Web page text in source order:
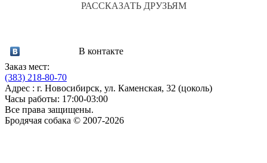
РАССКАЗАТЬ ДРУЗЬЯМ
В контакте
Заказ мест:
(383) 218-80-70
Адрес : г. Новосибирск, ул. Каменская, 32 (цоколь)
Часы работы: 17:00-03:00
Все права защищены.
Бродячая собака © 2007-2026